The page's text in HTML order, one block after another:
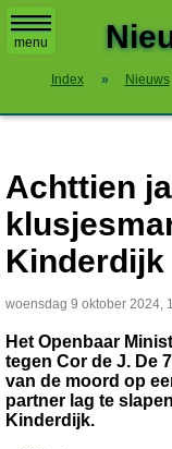
menu
Index » Nieuws
Achttien
Kinderdijk
woensdag 9 oktober 2024,
Het Openbaar
tegen Cor de J. De
van de moord op
partner lag te
Kinderdijk.